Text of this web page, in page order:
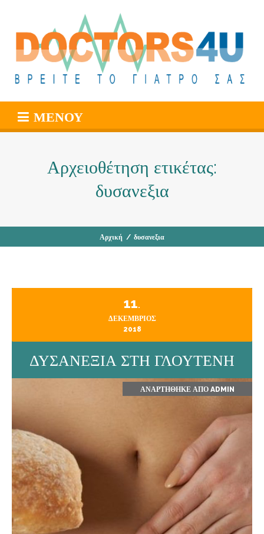
ΜΕΝΟΎ
Αρχειοθέτηση ετικέτας:
δυσανεξια
Αρχική / δυσανεξια
11.
ΔΕΚΈΜΒΡΙΟΣ
2018
ΔΥΣΑΝΕΞΙΑ ΣΤΗ ΓΛΟΥΤΕΝΗ
ΑΝΑΡΤΉΘΗΚΕ ΑΠΌ ADMIN